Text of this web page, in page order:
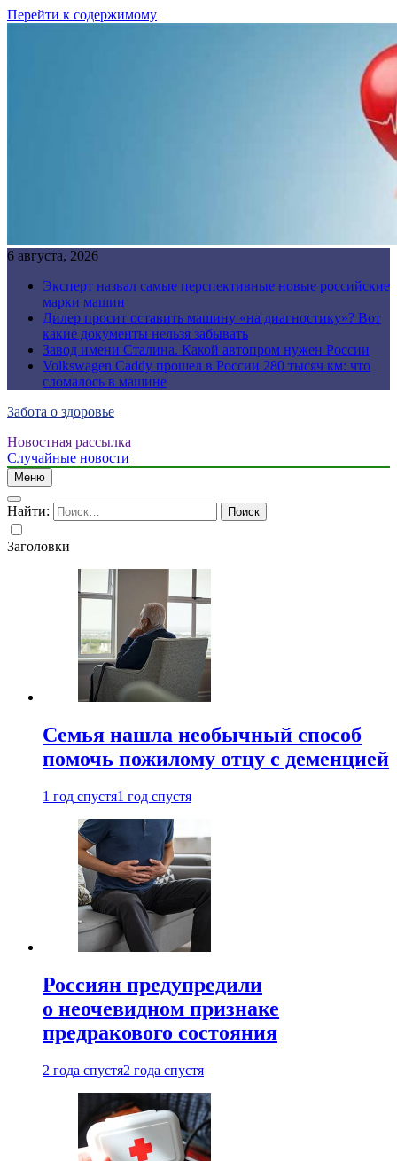
Перейти к содержимому
6 августа, 2026
Эксперт назвал самые перспективные новые российские
марки машин
Дилер просит оставить машину «на диагностику»? Вот
какие документы нельзя забывать
Завод имени Сталина. Какой автопром нужен России
Volkswagen Caddy прошел в России 280 тысяч км: что
сломалось в машине
Забота о здоровье
Новостная рассылка
Случайные новости
Меню
Найти:
Заголовки
Семья нашла необычный способ
помочь пожилому отцу с деменцией
1 год спустя1 год спустя
Россиян предупредили
о неочевидном признаке
предракового состояния
2 года спустя2 года спустя